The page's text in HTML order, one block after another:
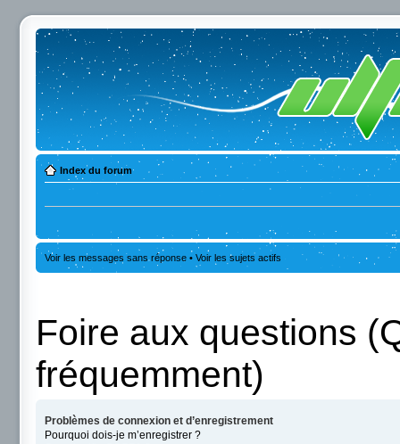
Index du forum
Voir les messages sans réponse • Voir les sujets actifs
Foire aux questions
fréquemment)
Problèmes de connexion et d’enregistrement
Pourquoi dois-je m’enregistrer ?